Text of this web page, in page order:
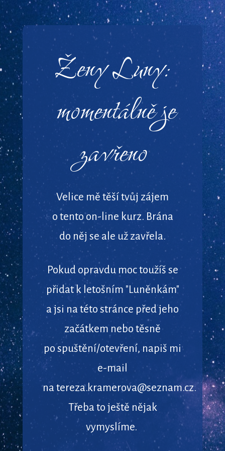
Ženy Luny:
momentálně je
zavřeno
Velice mě těší tvůj zájem
o tento on-line kurz. Brána
do něj se ale už zavřela.
Pokud opravdu moc toužíš se
přidat k letošním "Luněnkám"
a jsi na této stránce před jeho
začátkem nebo těsně
po spuštění/otevření, napiš mi
e-mail
na tereza.kramerova@seznam.cz.
Třeba to ještě nějak
vymyslíme.